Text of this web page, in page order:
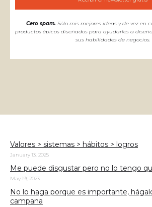
Cero spam. Sólo mis mejores ideas y de vez en
productos épicos diseñados para ayudarles a
sus habilidades de negocios.
Valores > sistemas > hábitos > logros
January 13, 2025
Me puede disgustar pero no lo tengo
May 19, 2023
No lo haga porque es importante,
campana